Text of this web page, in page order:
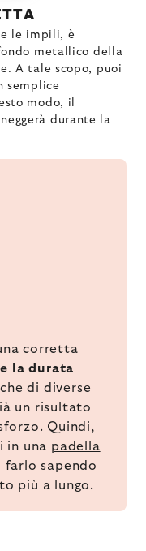
le impili, è
metallico della
A tale scopo, puoi
semplice
modo, il
durante la
corretta
la durata
di diverse
un risultato
Quindi,
in una padella
farlo sapendo
più a lungo.